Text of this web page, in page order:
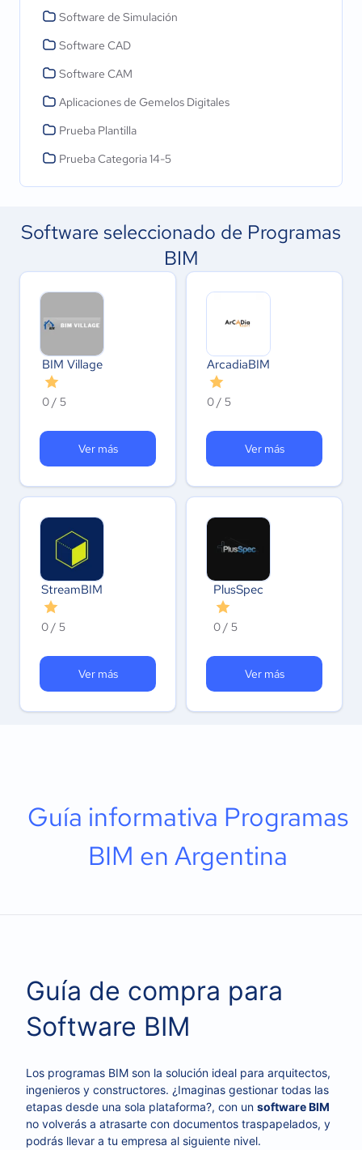
Software de Simulación
Software CAD
Software CAM
Aplicaciones de Gemelos Digitales
Prueba Plantilla
Prueba Categoria 14-5
Software seleccionado de Programas
BIM
BIM Village
0 / 5
Ver más
ArcadiaBIM
0 / 5
Ver más
StreamBIM
0 / 5
Ver más
PlusSpec
0 / 5
Ver más
Guía informativa Programas
BIM en Argentina
Guía de compra para
Software BIM
Los programas BIM son la solución ideal para arquitectos,
ingenieros y constructores. ¿Imaginas gestionar todas las
etapas desde una sola plataforma?, con un software BIM
no volverás a atrasarte con documentos traspapelados, y
podrás llevar a tu empresa al siguiente nivel.